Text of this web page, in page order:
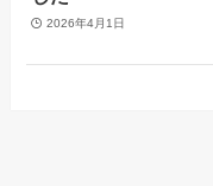
2026年4月1日